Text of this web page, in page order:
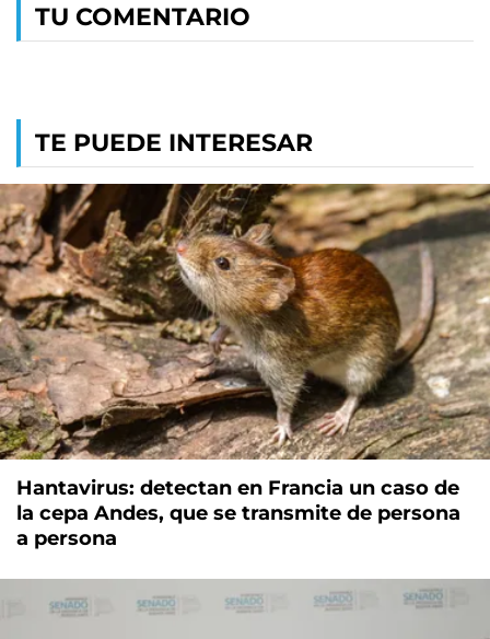
TU COMENTARIO
TE PUEDE INTERESAR
Hantavirus: detectan en Francia un caso de
la cepa Andes, que se transmite de persona
a persona